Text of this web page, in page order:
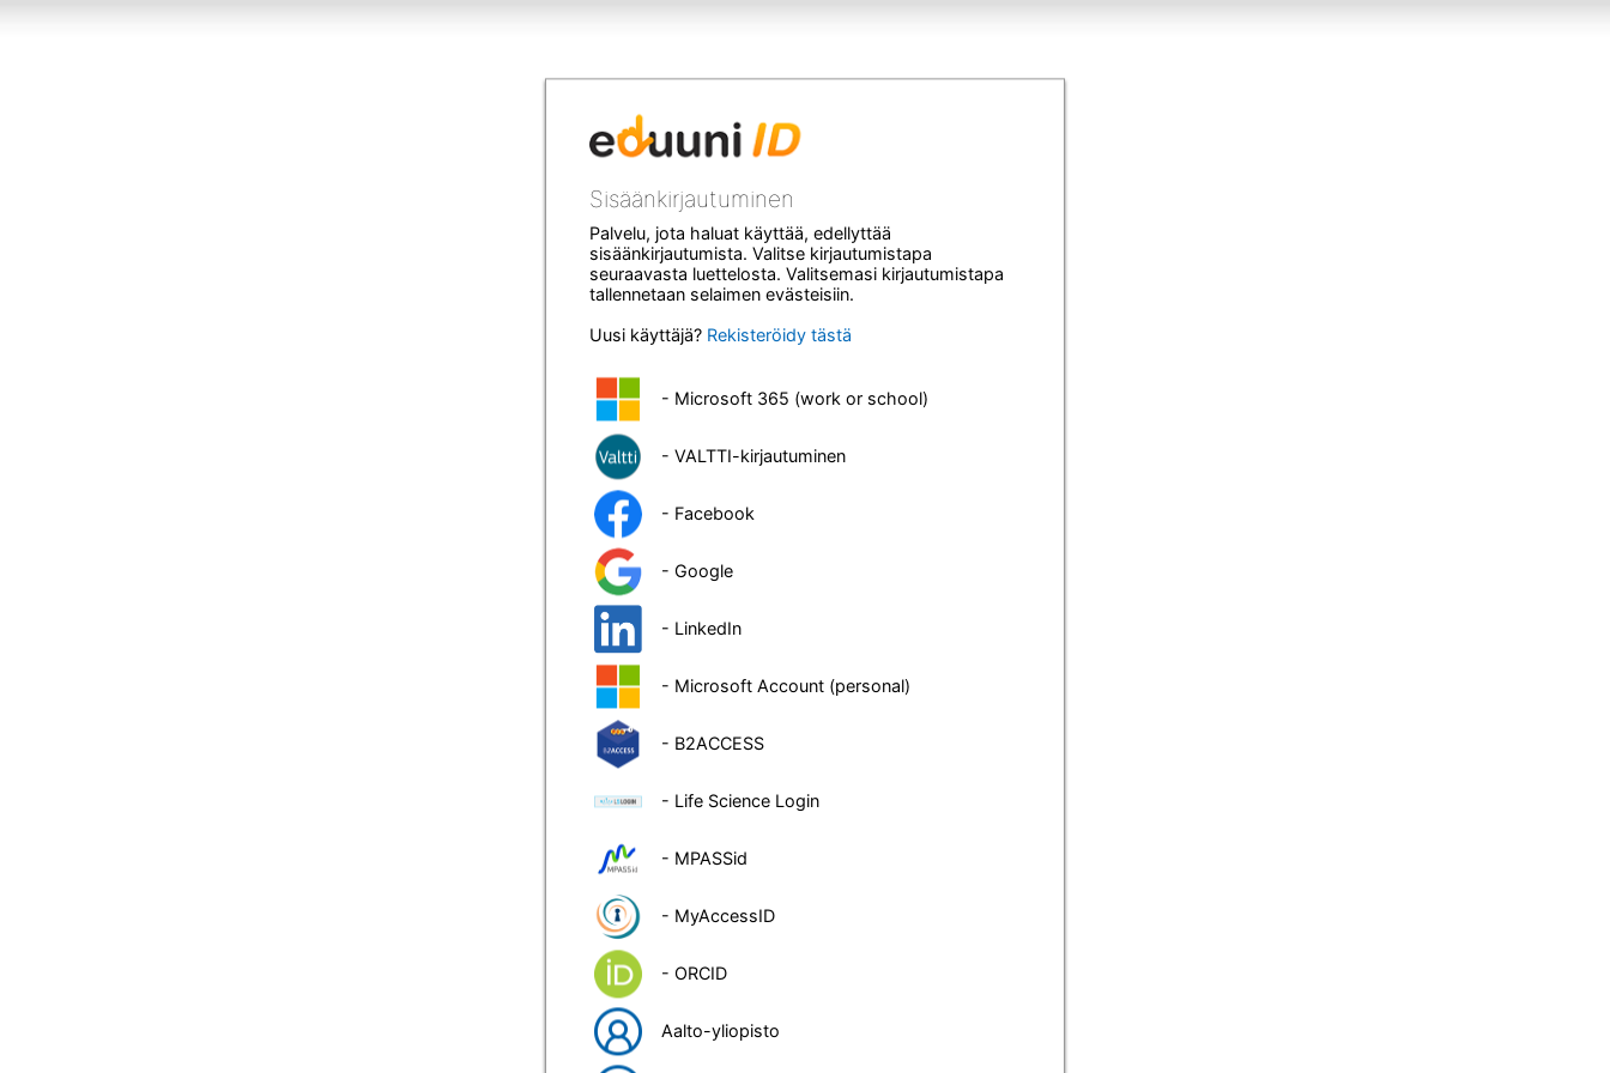
Sisäänkirjautuminen
Palvelu, jota haluat käyttää, edellyttää
sisäänkirjautumista. Valitse kirjautumistapa
seuraavasta luettelosta. Valitsemasi kirjautumistapa
tallennetaan selaimen evästeisiin.
Uusi käyttäjä? Rekisteröidy tästä
- Microsoft 365 (work or school)
- VALTTI-kirjautuminen
- Facebook
- Google
- LinkedIn
- Microsoft Account (personal)
- B2ACCESS
- Life Science Login
- MPASSid
- MyAccessID
- ORCID
Aalto-yliopisto